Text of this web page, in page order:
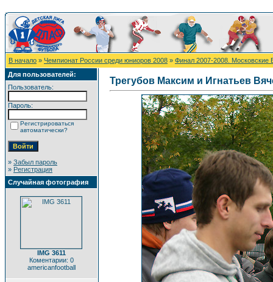
В начало » Чемпионат России среди юниоров 2008 » Финал 2007-2008. Московские
Для пользователей:
Пользователь:
Пароль:
Регистрироваться
автоматически?
» Забыл пароль
» Регистрация
Случайная фотография
IMG 3611
Коментарии: 0
americanfootball
Трегубов Максим и Игнатьев